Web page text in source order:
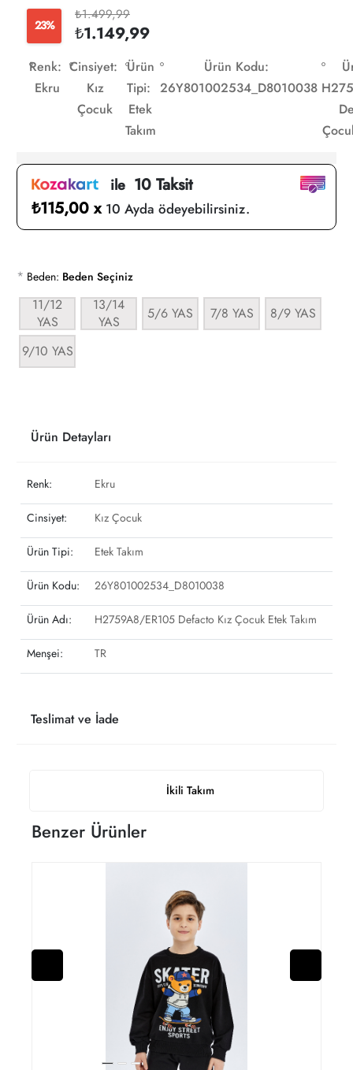
23%
₺1.499,99
₺1.149,99
Renk:
Ekru
Cinsiyet:
Kız
Çocuk
Ürün
Tipi:
Etek
Takım
Ürün Kodu:
26Y801002534_D8010038
ile10 Taksit
₺115,00 x 10 Ayda ödeyebilirsiniz.
* Beden: Beden Seçiniz
11/12
YAS
13/14
YAS
5/6 YAS 7/8 YAS 8/9 YAS
9/10 YAS
İkili Takım
Ürün Detayları
Renk: Ekru
Cinsiyet: Kız Çocuk
Ürün Tipi: Etek Takım
Ürün Kodu: 26Y801002534_D8010038
Ürün Adı: H2759A8/ER105 Defacto Kız Çocuk Etek Takım
Menşei: TR
Teslimat ve İade
Benzer Ürünler